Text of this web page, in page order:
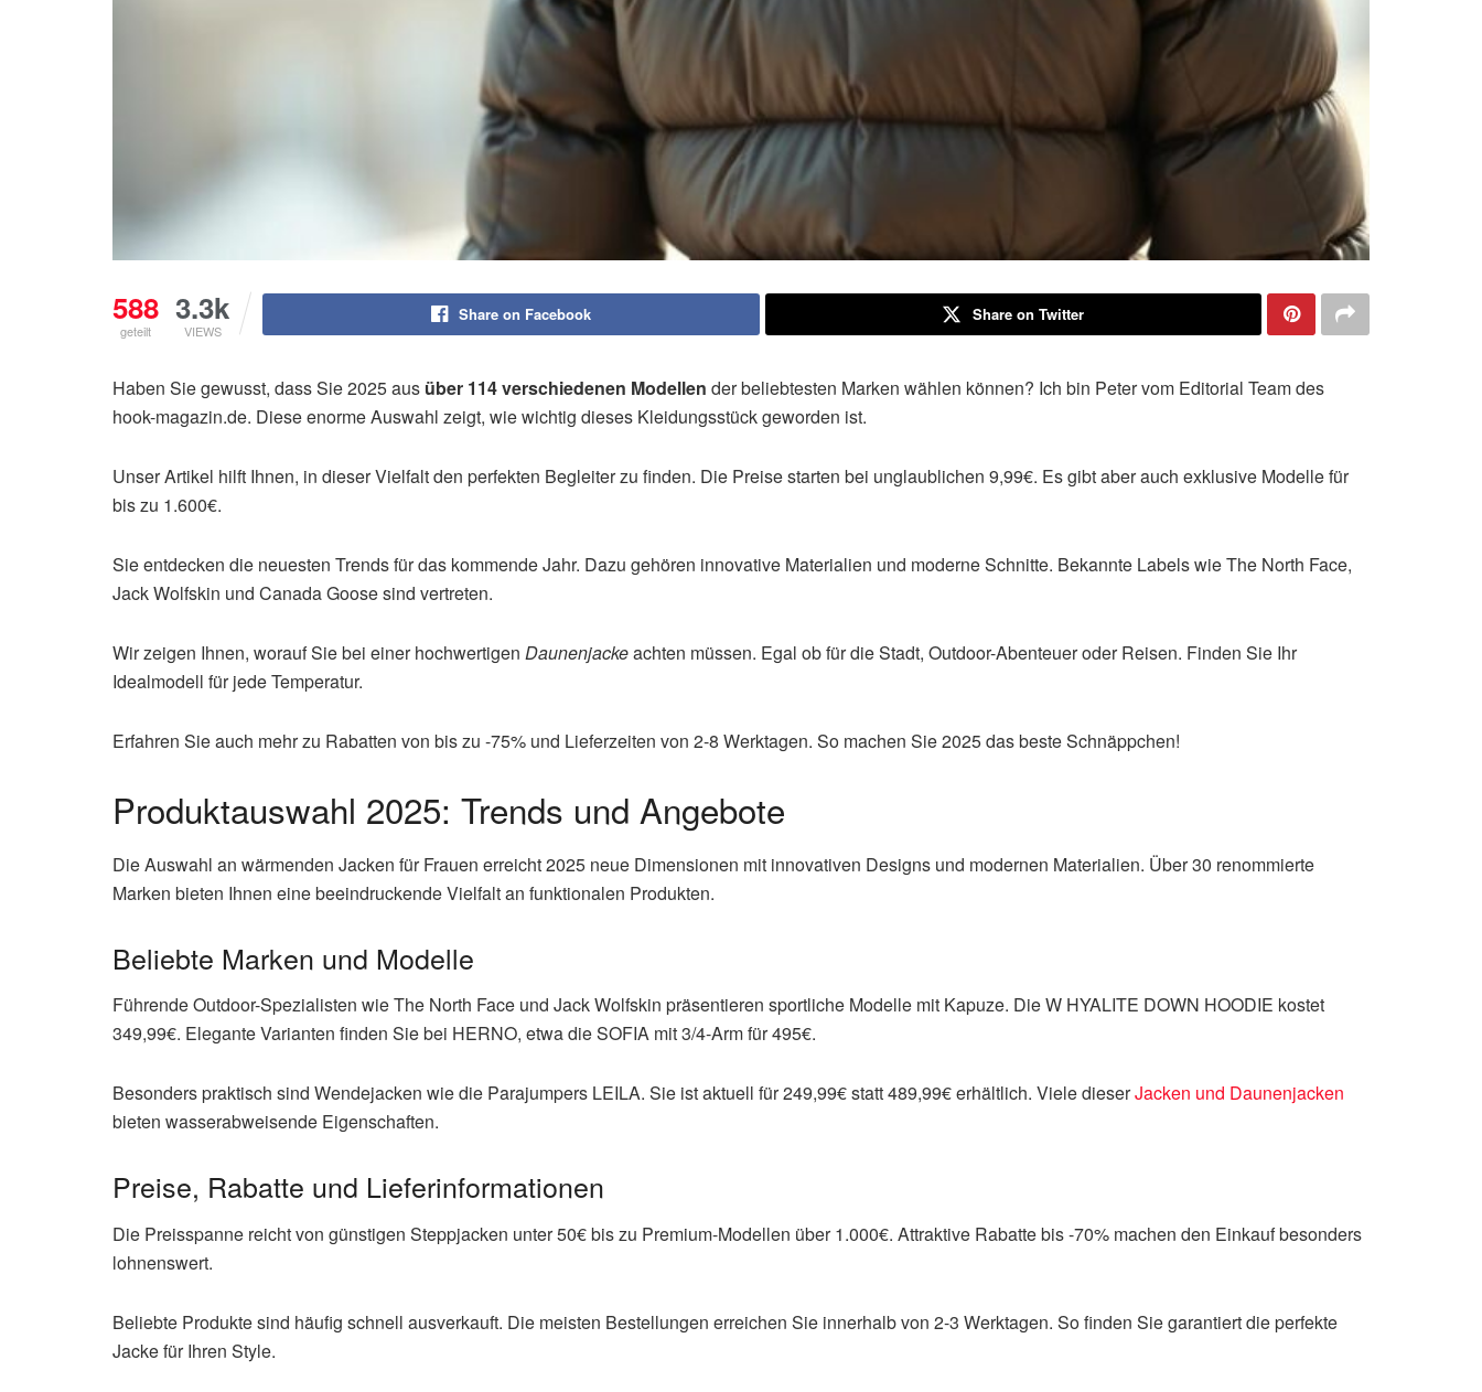
588
geteilt
3.3k
VIEWS
Share on Facebook Share on Twitter
Haben Sie gewusst, dass Sie 2025 aus über 114 verschiedenen Modellen der beliebtesten Marken wählen können? Ich bin Peter vom Editorial Team des
hook-magazin.de. Diese enorme Auswahl zeigt, wie wichtig dieses Kleidungsstück geworden ist.
Unser Artikel hilft Ihnen, in dieser Vielfalt den perfekten Begleiter zu finden. Die Preise starten bei unglaublichen 9,99€. Es gibt aber auch exklusive Modelle für
bis zu 1.600€.
Sie entdecken die neuesten Trends für das kommende Jahr. Dazu gehören innovative Materialien und moderne Schnitte. Bekannte Labels wie The North Face,
Jack Wolfskin und Canada Goose sind vertreten.
Wir zeigen Ihnen, worauf Sie bei einer hochwertigen Daunenjackeachten müssen. Egal ob für die Stadt, Outdoor-Abenteuer oder Reisen. Finden Sie Ihr
Idealmodell für jede Temperatur.
Erfahren Sie auch mehr zu Rabatten von bis zu -75% und Lieferzeiten von 2-8 Werktagen. So machen Sie 2025 das beste Schnäppchen!
Produktauswahl 2025: Trends und Angebote
Die Auswahl an wärmenden Jacken für Frauen erreicht 2025 neue Dimensionen mit innovativen Designs und modernen Materialien. Über 30 renommierte
Marken bieten Ihnen eine beeindruckende Vielfalt an funktionalen Produkten.
Beliebte Marken und Modelle
Führende Outdoor-Spezialisten wie The North Face und Jack Wolfskin präsentieren sportliche Modelle mit Kapuze. Die W HYALITE DOWN HOODIE kostet
349,99€. Elegante Varianten finden Sie bei HERNO, etwa die SOFIA mit 3/4-Arm für 495€.
Besonders praktisch sind Wendejacken wie die Parajumpers LEILA. Sie ist aktuell für 249,99€ statt 489,99€ erhältlich. Viele dieserJacken und Daunenjacken
bieten wasserabweisende Eigenschaften.
Preise, Rabatte und Lieferinformationen
Die Preisspanne reicht von günstigen Steppjacken unter 50€ bis zu Premium-Modellen über 1.000€. Attraktive Rabatte bis -70% machen den Einkauf besonders
lohnenswert.
Beliebte Produkte sind häufig schnell ausverkauft. Die meisten Bestellungen erreichen Sie innerhalb von 2-3 Werktagen. So finden Sie garantiert die perfekte
Jacke für Ihren Style.